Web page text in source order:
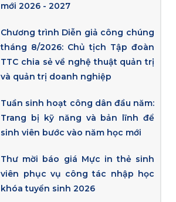
mới 2026 - 2027
Chương trình Diễn giả công chúng
tháng 8/2026: Chủ tịch Tập đoàn
TTC chia sẻ về nghệ thuật quản trị
và quản trị doanh nghiệp
Tuần sinh hoạt công dân đầu năm:
Trang bị kỹ năng và bản lĩnh để
sinh viên bước vào năm học mới
Thư mời báo giá Mực in thẻ sinh
viên phục vụ công tác nhập học
khóa tuyển sinh 2026